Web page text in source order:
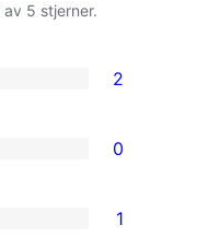
av 5 stjerner.
2
0
1